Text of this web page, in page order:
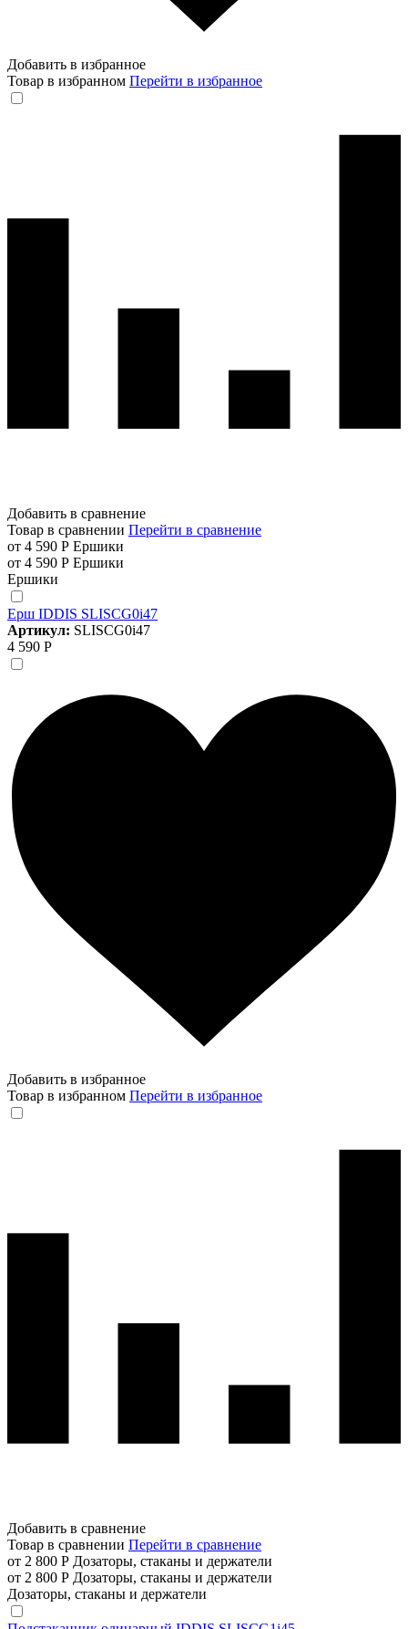
Добавить в избранное
Товар в избранном Перейти в избранное
Добавить в сравнение
Товар в сравнении Перейти в сравнение
от 4 590 Р Ершики
от 4 590 Р Ершики
Ершики
Ерш IDDIS SLISCG0i47
Артикул: SLISCG0i47
4 590 Р
Добавить в избранное
Товар в избранном Перейти в избранное
Добавить в сравнение
Товар в сравнении Перейти в сравнение
от 2 800 Р Дозаторы, стаканы и держатели
от 2 800 Р Дозаторы, стаканы и держатели
Дозаторы, стаканы и держатели